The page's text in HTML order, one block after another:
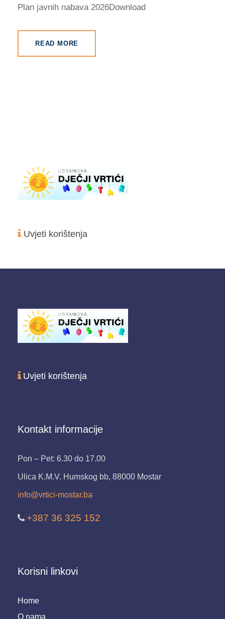
Plan javnih nabava 2026Download
READ MORE
Uvjeti korištenja
Uvjeti korištenja
Kontakt informacije
Pon – Pet: 6.30 do 17.00
Ulica K.M.V. Humskog bb, 88000 Mostar
info@vrtici-mostar.ba
+387 36 325 152
Korisni linkovi
Home
O nama